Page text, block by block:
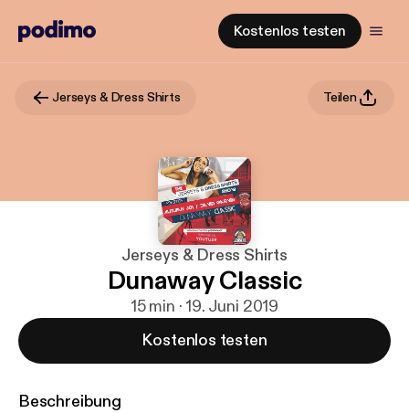
Kostenlos testen
Jerseys & Dress Shirts Teilen
Jerseys & Dress Shirts
Dunaway Classic
15 min · 19. Juni 2019
Kostenlos testen
Beschreibung